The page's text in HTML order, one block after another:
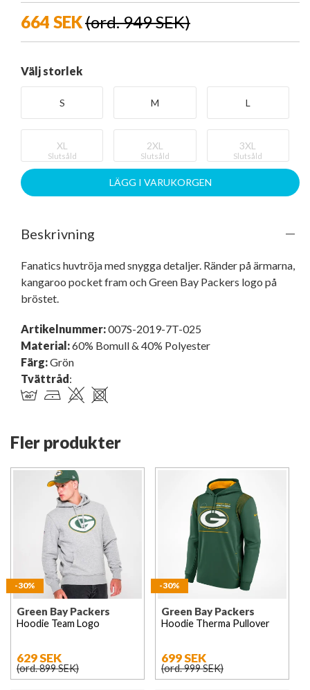
664 SEK(ord. 949 SEK)
Välj storlek
S M L
XL
Slutsåld
2XL
Slutsåld
3XL
Slutsåld
LÄGG I VARUKORGEN
Beskrivning
Fanatics huvtröja med snygga detaljer. Ränder på ärmarna,
kangaroo pocket fram och Green Bay Packers logo på
bröstet.
Artikelnummer:007S-2019-7T-025
Material:60% Bomull & 40% Polyester
Färg:Grön
Tvättråd :
Fler produkter
-30%
Green Bay Packers
Hoodie Team Logo
629 SEK
(ord. 899 SEK)
-30%
Green Bay Packers
Hoodie Therma Pullover
699 SEK
(ord. 999 SEK)